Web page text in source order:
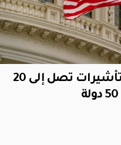
أميركا تقر سندات تأشيرات تصل إلى 20